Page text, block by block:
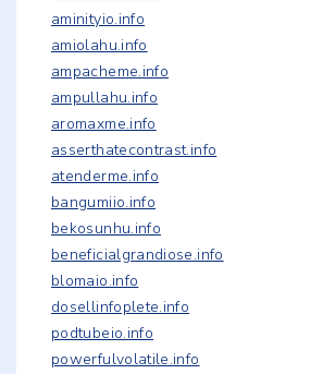
aminityio.info
amiolahu.info
ampacheme.info
ampullahu.info
aromaxme.info
asserthatecontrast.info
atenderme.info
bangumiio.info
bekosunhu.info
beneficialgrandiose.info
blomaio.info
dosellinfoplete.info
podtubeio.info
powerfulvolatile.info